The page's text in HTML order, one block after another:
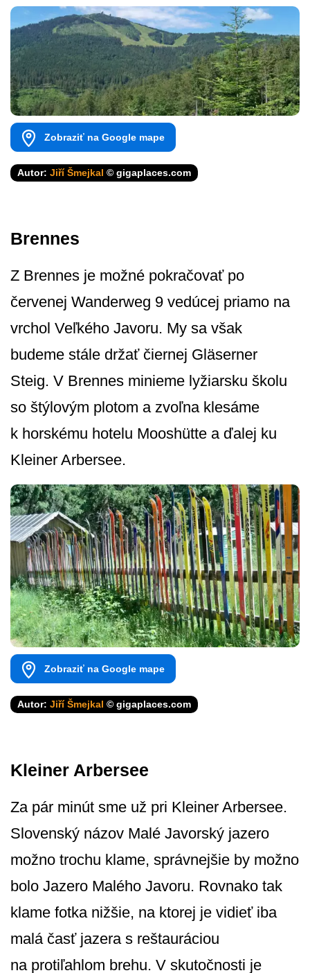
Zobraziť na Google mape
Autor: Jiří Šmejkal © gigaplaces.com
Brennes
Z Brennes je možné pokračovať po
červenej Wanderweg 9 vedúcej priamo na
vrchol Veľkého Javoru. My sa však
budeme stále držať čiernej Gläserner
Steig. V Brennes minieme lyžiarsku školu
so štýlovým plotom a zvoľna klesáme
k horskému hotelu Mooshütte a ďalej ku
Kleiner Arbersee.
Zobraziť na Google mape
Autor: Jiří Šmejkal © gigaplaces.com
Kleiner Arbersee
Za pár minút sme už pri Kleiner Arbersee.
Slovenský názov Malé Javorský jazero
možno trochu klame, správnejšie by možno
bolo Jazero Malého Javoru. Rovnako tak
klame fotka nižšie, na ktorej je vidieť iba
malá časť jazera s reštauráciou
na protiľahlom brehu. V skutočnosti je